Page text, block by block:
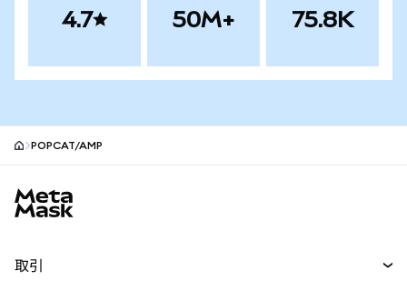
4.7 50M+ 75.8K
POPCAT/AMP
取引